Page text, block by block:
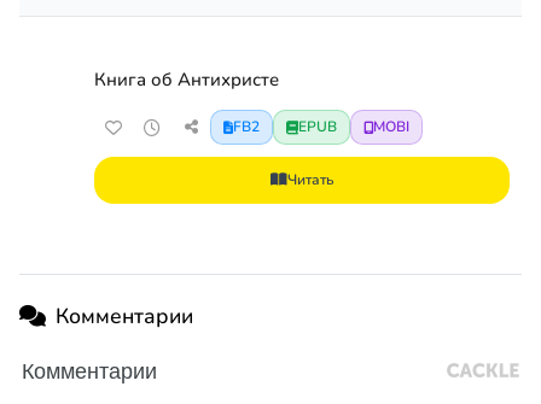
Книга об Антихристе
FB2 EPUB MOBI
Читать
Комментарии
Комментарии